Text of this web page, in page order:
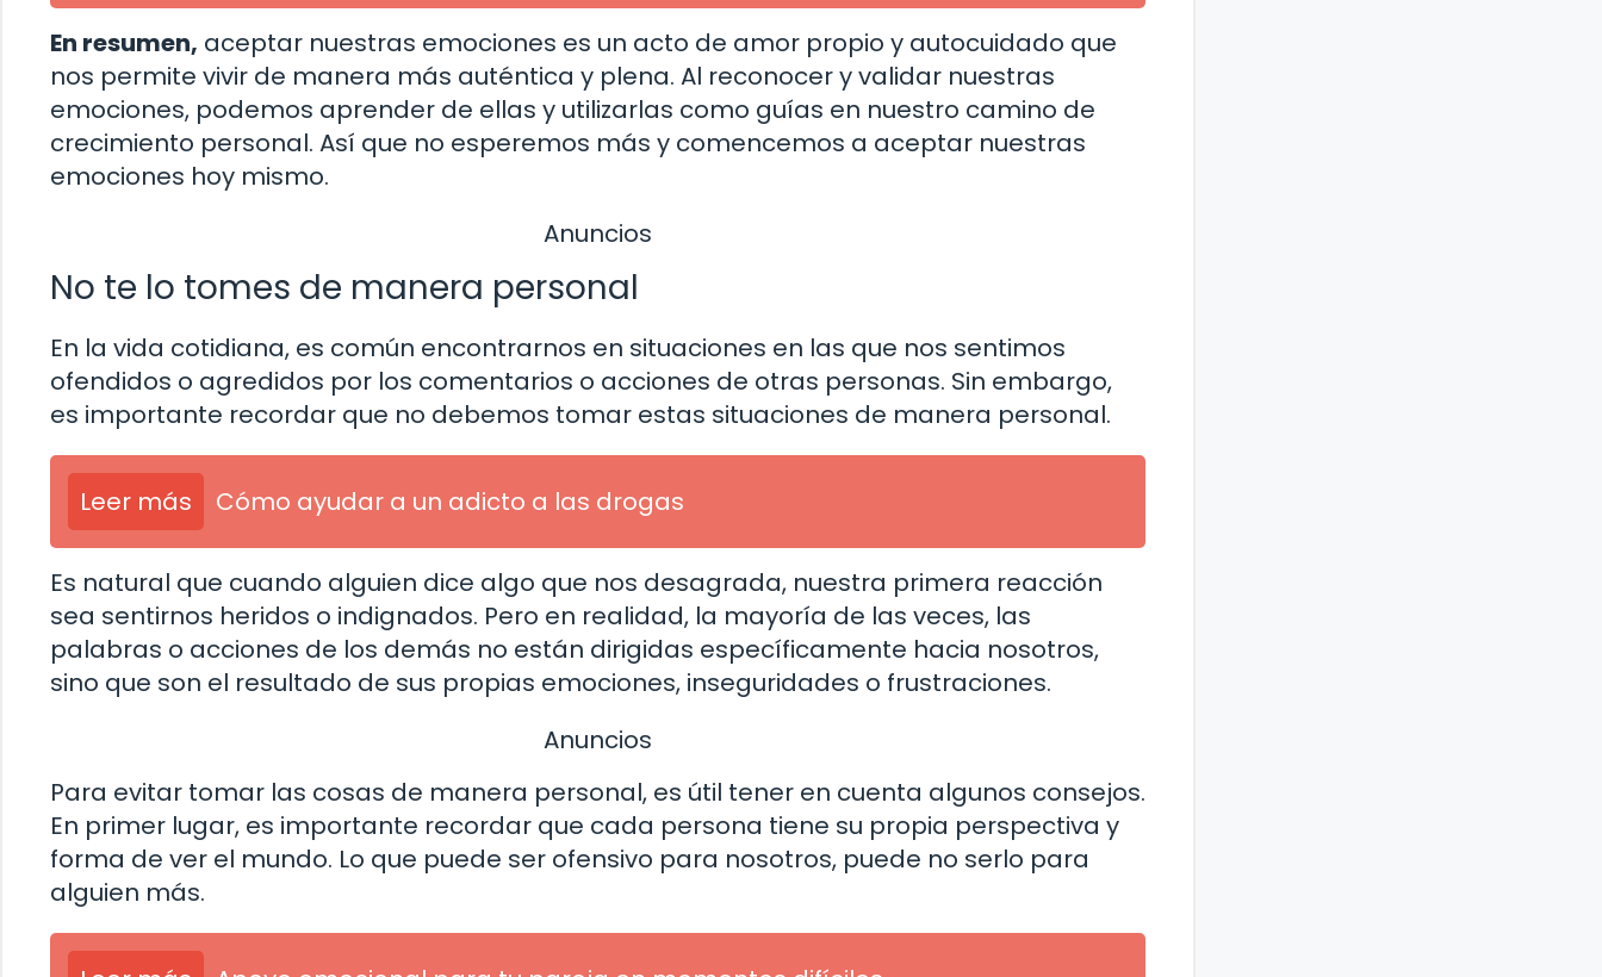
En resumen, aceptar nuestras emociones es un acto de amor propio y autocuidado que
nos permite vivir de manera más auténtica y plena. Al reconocer y validar nuestras
emociones, podemos aprender de ellas y utilizarlas como guías en nuestro camino de
crecimiento personal. Así que no esperemos más y comencemos a aceptar nuestras
emociones hoy mismo.
Anuncios
No te lo tomes de manera personal
En la vida cotidiana, es común encontrarnos en situaciones en las que nos sentimos
ofendidos o agredidos por los comentarios o acciones de otras personas. Sin embargo,
es importante recordar que no debemos tomar estas situaciones de manera personal.
Leer más Cómo ayudar a un adicto a las drogas
Es natural que cuando alguien dice algo que nos desagrada, nuestra primera reacción
sea sentirnos heridos o indignados. Pero en realidad, la mayoría de las veces, las
palabras o acciones de los demás no están dirigidas específicamente hacia nosotros,
sino que son el resultado de sus propias emociones, inseguridades o frustraciones.
Anuncios
Para evitar tomar las cosas de manera personal, es útil tener en cuenta algunos consejos.
En primer lugar, es importante recordar que cada persona tiene su propia perspectiva y
forma de ver el mundo. Lo que puede ser ofensivo para nosotros, puede no serlo para
alguien más.